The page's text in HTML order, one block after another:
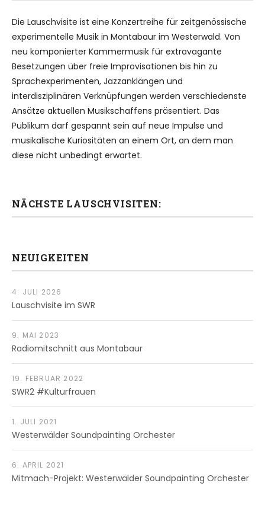
Die Lauschvisite ist eine Konzertreihe für zeitgenössische
experimentelle Musik in Montabaur im Westerwald. Von
neu komponierter Kammermusik für extravagante
Besetzungen über freie Improvisationen bis hin zu
Sprachexperimenten, Jazzanklängen und
interdisziplinären Verknüpfungen werden verschiedenste
Ansätze aktuellen Musikschaffens präsentiert. Das
Publikum darf gespannt sein auf neue Impulse und
musikalische Kuriositäten an einem Ort, an dem man
diese nicht unbedingt erwartet.
NÄCHSTE LAUSCHVISITEN:
NEUIGKEITEN
Lauschvisite im SWR
4. JULI 2026
Radiomitschnitt aus Montabaur
9. MAI 2023
SWR2 #Kulturfrauen
19. FEBRUAR 2022
Westerwälder Soundpainting Orchester
1. JULI 2021
Mitmach-Projekt: Westerwälder Soundpainting Orchester
6. APRIL 2021